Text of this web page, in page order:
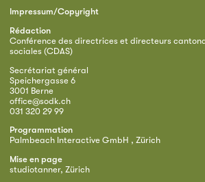
Impressum/Copyright
Rédaction
Conférence des directrices et directeurs
sociales (CDAS)
Secrétariat général
Speichergasse 6
3001 Berne
office@sodk.ch
031 320 29 99
Programmation
Palmbeach Interactive GmbH , Zürich
Mise en page
studiotanner, Zürich